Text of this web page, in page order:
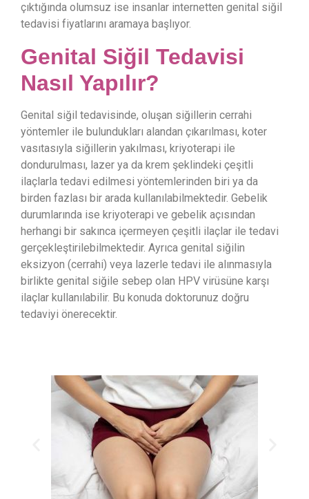
çıktığında olumsuz ise insanlar internetten genital siğil
tedavisi fiyatlarını aramaya başlıyor.
Genital Siğil Tedavisi
Nasıl Yapılır?
Genital siğil tedavisinde, oluşan siğillerin cerrahi
yöntemler ile bulundukları alandan çıkarılması, koter
vasıtasıyla siğillerin yakılması, kriyoterapi ile
dondurulması, lazer ya da krem şeklindeki çeşitli
ilaçlarla tedavi edilmesi yöntemlerinden biri ya da
birden fazlası bir arada kullanılabilmektedir. Gebelik
durumlarında ise kriyoterapi ve gebelik açısından
herhangi bir sakınca içermeyen çeşitli ilaçlar ile tedavi
gerçekleştirilebilmektedir. Ayrıca genital siğilin
eksizyon (cerrahi) veya lazerle tedavi ile alınmasıyla
birlikte genital siğile sebep olan HPV virüsüne karşı
ilaçlar kullanılabilir. Bu konuda doktorunuz doğru
tedaviyi önerecektir.